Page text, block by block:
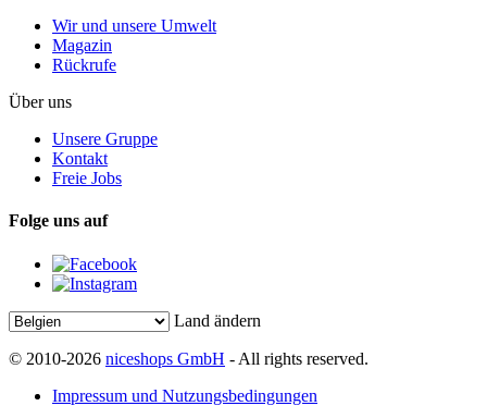
Wir und unsere Umwelt
Magazin
Rückrufe
Über uns
Unsere Gruppe
Kontakt
Freie Jobs
Folge uns auf
Land ändern
© 2010-2026 niceshops GmbH - All rights reserved.
Impressum und Nutzungsbedingungen